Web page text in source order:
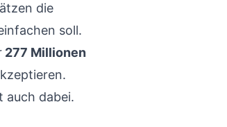
die
soll.
277 Millionen
auch dabei.